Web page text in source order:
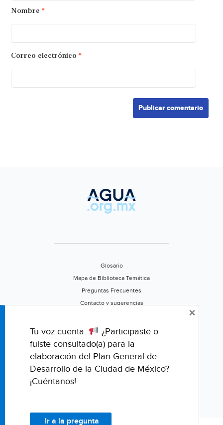
Nombre *
Correo electrónico *
Glosario
Mapa de Biblioteca Temática
Preguntas Frecuentes
Contacto y sugerencias
Califica este portal
Tu voz cuenta.
¿Participaste o
fuiste consultado(a) para la
elaboración del Plan General de
Desarrollo de la Ciudad de México?
¡Cuéntanos!
Ir a la pregunta
×